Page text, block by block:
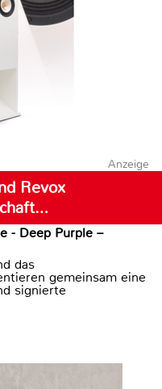
Anzeige
Revox
- Deep Purple –
das
gemeinsam eine
signierte